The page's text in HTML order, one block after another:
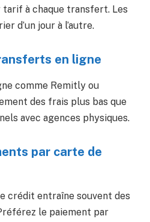
à chaque transfert. Les
d’un jour à l’autre.
en ligne
comme Remitly ou
des frais plus bas que
avec agences physiques.
par carte de
crédit entraîne souvent des
le paiement par